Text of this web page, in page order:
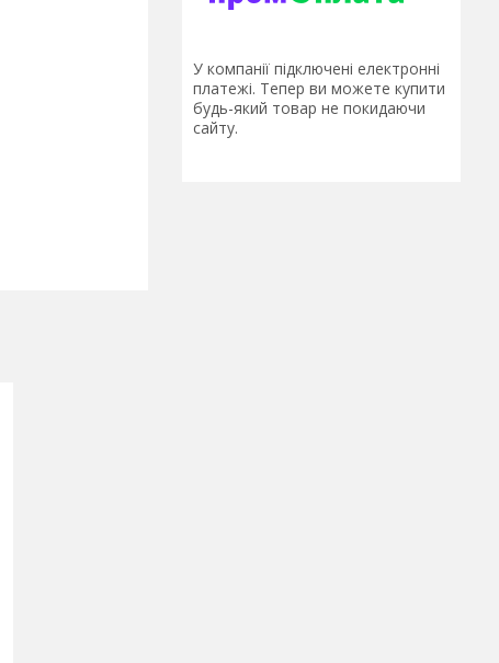
У компанії підключені електронні
платежі. Тепер ви можете купити
будь-який товар не покидаючи
сайту.